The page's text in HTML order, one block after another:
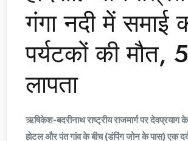
गंगा नदी में समाई
पर्यटकों की मौत, 5
लापता
ऋषिकेश-बदरीनाथ राष्ट्रीय राजमार्ग पर देवप्रयाग
होटल और पंत गांव के बीच (डंपिंग जोन के पास) एक